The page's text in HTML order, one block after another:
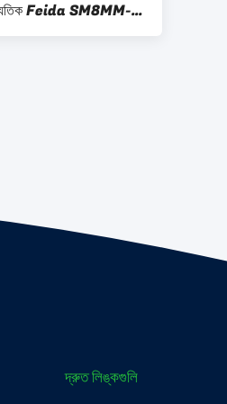
Feida SM8MM-
র্যাকের জন্য প্রযোজ্য
দ্রুত লিঙ্কগুলি